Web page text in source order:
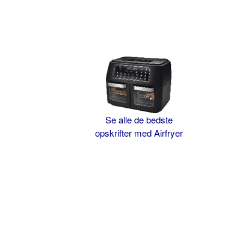
Se alle de bedste
opskrifter med Airfryer